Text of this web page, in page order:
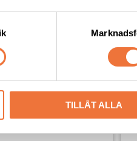
TILLÅT ALLA
vita hjärtan
i tre storlekar